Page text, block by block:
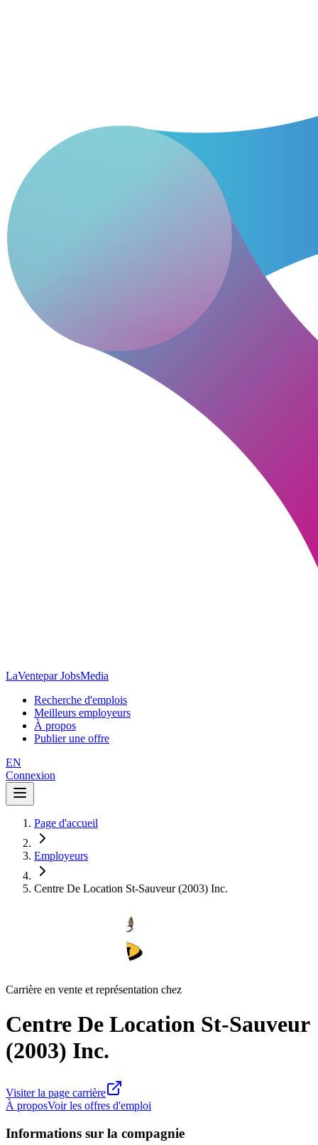
LaVentepar JobsMedia
Recherche d'emplois
Meilleurs employeurs
À propos
Publier une offre
EN
Connexion
Page d'accueil
Employeurs
Centre De Location St-Sauveur (2003) Inc.
Carrière en vente et représentation chez
Centre De Location St-Sauveur
(2003) Inc.
Visiter la page carrière
À proposVoir les offres d'emploi
Informations sur la compagnie